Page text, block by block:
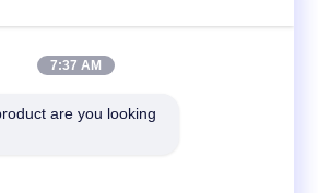
7:37 AM
are you looking